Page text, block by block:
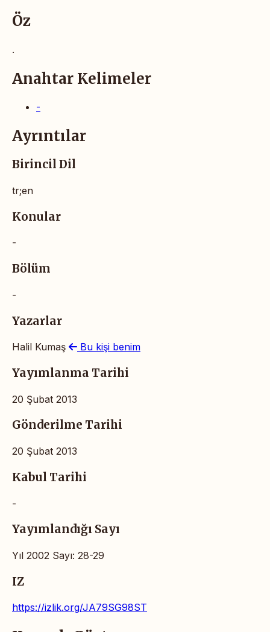
Öz
.
Anahtar Kelimeler
-
Ayrıntılar
Birincil Dil
tr;en
Konular
-
Bölüm
-
Yazarlar
Halil Kumaş Bu kişi benim
Yayımlanma Tarihi
20 Şubat 2013
Gönderilme Tarihi
20 Şubat 2013
Kabul Tarihi
-
Yayımlandığı Sayı
Yıl 2002 Sayı: 28-29
IZ
https://izlik.org/JA79SG98ST